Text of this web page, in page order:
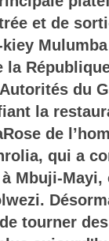
et de
la
du
la
de
qui a
Mbuji-
tourner